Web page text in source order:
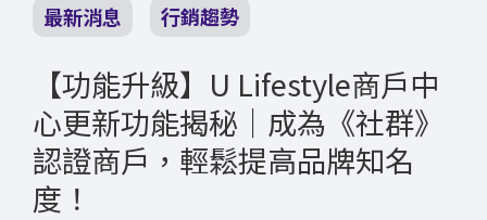
最新消息 行銷趨勢
【功能升級】U Lifestyle商戶中
心更新功能揭秘│成為《社群》
認證商戶，輕鬆提高品牌知名
度！